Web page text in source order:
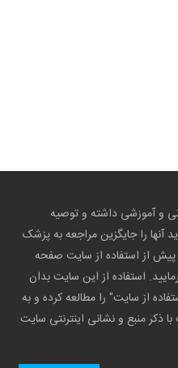
و آموزشی داشته و توصیه
را جایگزین مراجعه به پزشک
از استفاده از سایت صفحه
استفاده از این سایت بدان
از سایت" را مطالعه کرده و به
ذکر منبع و نشانی اینترنتی سایت